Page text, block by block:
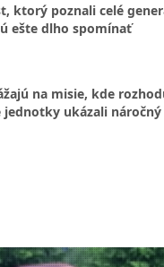
ktorý poznali celé
ešte dlho spomínať
na misie, kde
jednotky ukázali